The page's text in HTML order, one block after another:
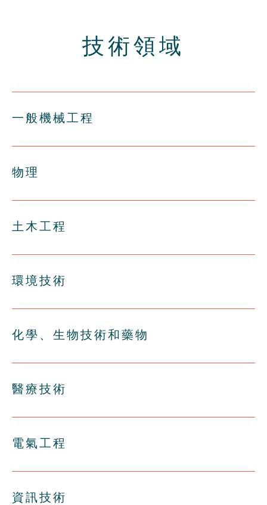
技術領域
一般機械工程
物理
土木工程
環境技術
化學、生物技術和藥物
醫療技術
電氣工程
資訊技術